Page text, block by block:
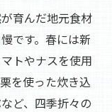
育んだ地元食材
です。春には新
トやナスを使用
を使った炊き込
ど、四季折々の